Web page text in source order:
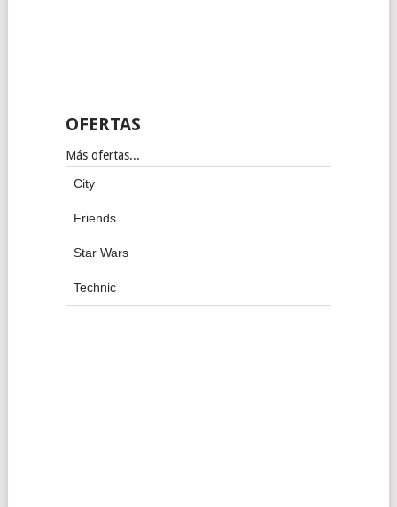
OFERTAS
Más ofertas...
City
Friends
Star Wars
Technic